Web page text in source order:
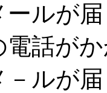
ールが
電話が
－ルが